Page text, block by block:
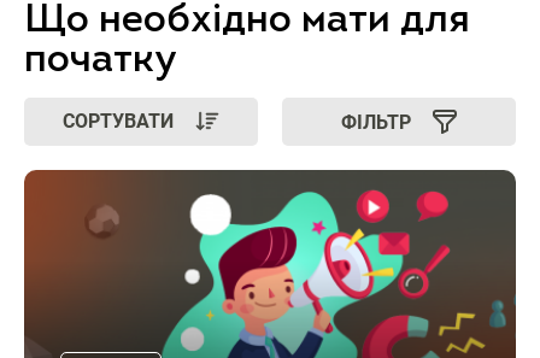
Про ЦеКрипто
Увійти | Реєстрація
Що необхідно мати для
початку
СОРТУВАТИ ФІЛЬТР